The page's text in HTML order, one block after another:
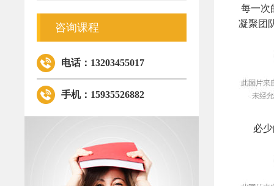
咨询课程
电话：13203455017
手机：15935526882
每一次
凝聚团
必少